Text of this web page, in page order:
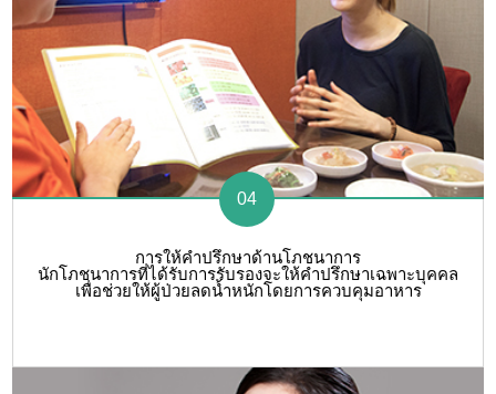
04
การให้คำปรึกษาด้านโภชนาการ
นักโภชนาการที่ได้รับการรับรองจะให้คำปรึกษาเฉพาะบุคคล
เพื่อช่วยให้ผู้ป่วยลดน้ำหนักโดยการควบคุมอาหาร